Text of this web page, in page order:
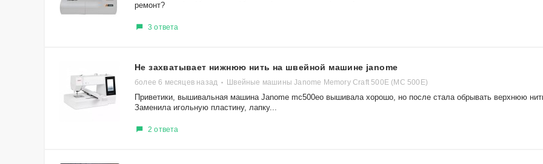
ремонт?
3 ответа
Не захватывает нижнюю нить на швейной машине janome
более 6 месяцев назад Швейные машины Janome Memory Craft 500E (MC 500E)
Приветики, вышивальная машина Janome mc500eo вышивала хорошо, но после стала обрывать верхнюю
Заменила игольную пластину, лапку...
2 ответа